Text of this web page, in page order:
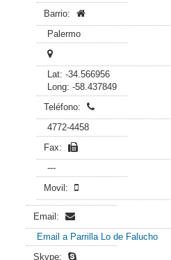
Barrio:
Palermo
Lat: -34.566956
Long: -58.437849
Teléfono:
4772-4458
Fax:
---
Movil:
Email:
Email a Parrilla Lo de Falucho
Skype: